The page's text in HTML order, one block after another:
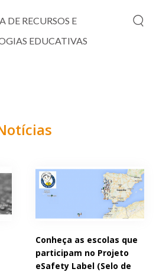
DE RECURSOS E
EDUCATIVAS
Conheça as escolas que
participam no Projeto
eSafety Label (Selo de